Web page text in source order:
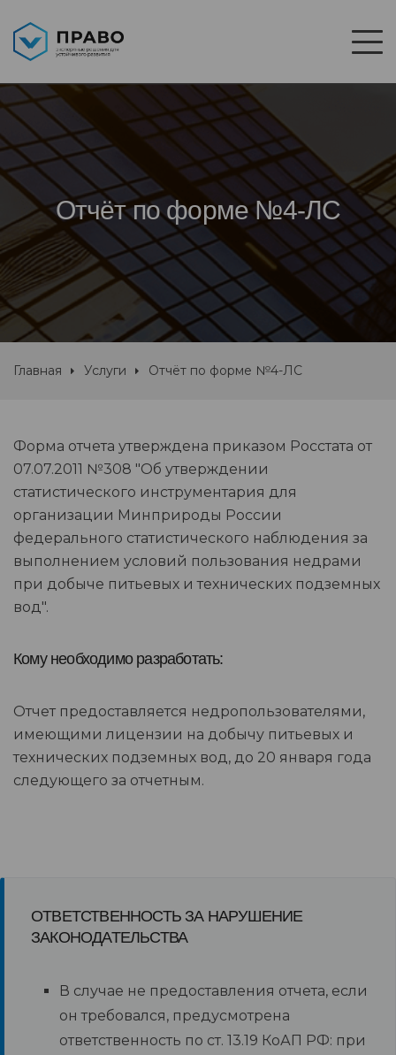
Отчёт по форме №4-ЛС
Главная Услуги Отчёт по форме №4-ЛС
Форма отчета утверждена приказом Росстата от
07.07.2011 №308 "Об утверждении
статистического инструментария для
организации Минприроды России
федерального статистического наблюдения за
выполнением условий пользования недрами
при добыче питьевых и технических подземных
вод".
Кому необходимо разработать:
Отчет предоставляется недропользователями,
имеющими лицензии на добычу питьевых и
технических подземных вод, до 20 января года
следующего за отчетным.
ОТВЕТСТВЕННОСТЬ ЗА НАРУШЕНИЕ
ЗАКОНОДАТЕЛЬСТВА
В случае не предоставления отчета, если
он требовался, предусмотрена
ответственность по ст. 13.19 КоАП РФ: при